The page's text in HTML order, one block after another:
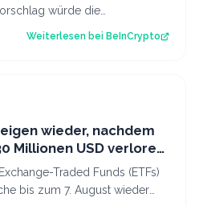
würde die
Weiterlesen bei BeInCrypto
wieder, nachdem
Millionen USD verloren
Traded Funds (ETFs)
bis zum 7. August wieder